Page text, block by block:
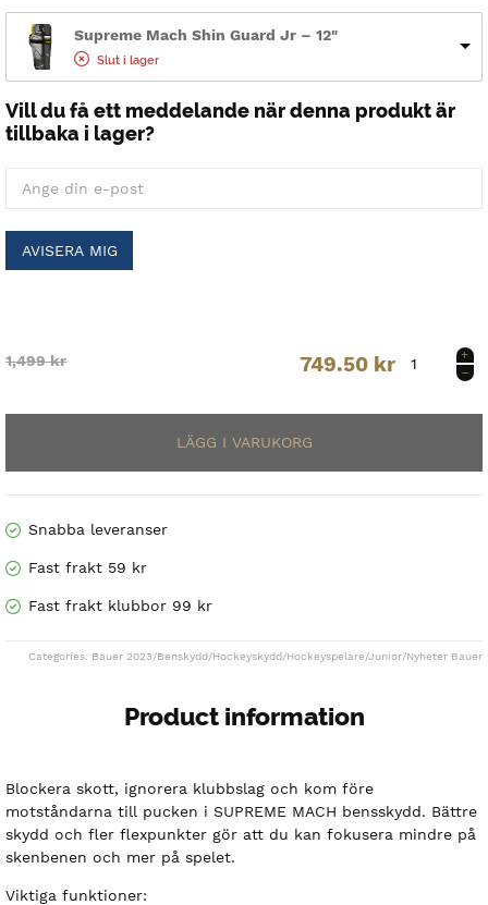
Supreme Mach Shin Guard Jr – 12"
Slut i lager
Vill du få ett meddelande när denna produkt är
tillbaka i lager?
AVISERA MIG
1,499kr
Original
was:
749.50 kr
Current
is:
Mach
Snabba leveranser
Fast frakt 59 kr
Fast frakt klubbor 99 kr
Categories: Bauer 2023/Benskydd/Hockeyskydd/Hockeyspelare/Junior/Nyheter Bauer
Product information
Blockera skott, ignorera klubbslag och kom före
motståndarna till pucken i SUPREME MACH bensskydd. Bättre
skydd och fler flexpunkter gör att du kan fokusera mindre på
skenbenen och mer på spelet.
Viktiga funktioner: